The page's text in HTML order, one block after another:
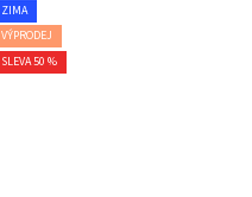
ZIMA
VÝPRODEJ
SLEVA 50 %